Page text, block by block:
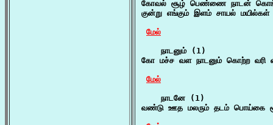
கோவல் சூழ் பெண்ணை நாடன்
குன்று எங்கும் இளம் சாயல் மயில்கள்
மேல்
    நாடனும் (1)
கோ மச்ச வள நாடனும் கொற்ற வரி
மேல்
    நாடனே (1)
வண்டு ஊத மலரும் தடம் பொய்கை